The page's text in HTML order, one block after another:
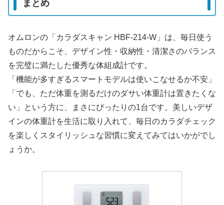
まとめ
オムロンの「カラダスキャン HBF-214-W」は、毎日使う
ものだからこそ、デザイン性・収納性・清潔さのバランス
を完璧に満たした優秀な体組成計です。
「機能が多すぎるスマートモデルは使いこなせるか不安」
「でも、ただ体重を測るだけのダサい体重計は置きたくな
い」という方に、まさにぴったりの1台です。美しいデザ
インの体重計を生活に取り入れて、毎日のカラダチェック
を楽しくスタイリッシュな習慣に変えてみてはいかがでし
ょうか。